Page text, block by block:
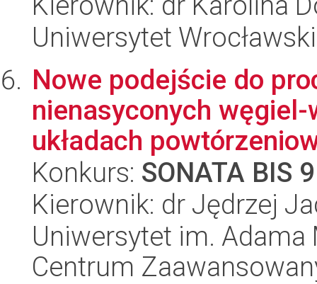
Uniwersytet
Nowe podejście do
nienasyconych
układach
Konkurs: SONATA BIS 9
Kierownik: dr Jędrzej
Uniwersytet im.
Centrum